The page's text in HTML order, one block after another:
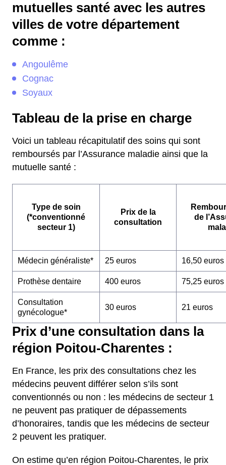
mutuelles santé avec les autres
villes de votre département
comme :
Angoulême
Cognac
Soyaux
Tableau de la prise en charge
Voici un tableau récapitulatif des soins qui sont
remboursés par l’Assurance maladie ainsi que la
mutuelle santé :
Type de soin
(*conventionné
secteur 1)
Prix de la
consultation
de
Médecin généraliste* 25 euros 16,50 euros
Prothèse dentaire 400 euros 75,25 euros
Consultation
gynécologue*
30 euros 21 euros
Prix d’une consultation dans la
région Poitou-Charentes :
En France, les prix des consultations chez les
médecins peuvent différer selon s’ils sont
conventionnés ou non : les médecins de secteur 1
ne peuvent pas pratiquer de dépassements
d’honoraires, tandis que les médecins de secteur
2 peuvent les pratiquer.
On estime qu’en région Poitou-Charentes, le prix